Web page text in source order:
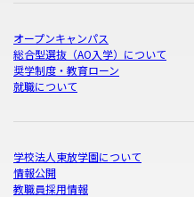
オープンキャンパス
総合型選抜（AO入学）について
奨学制度・教育ローン
就職について
学校法人東放学園について
情報公開
教職員採用情報